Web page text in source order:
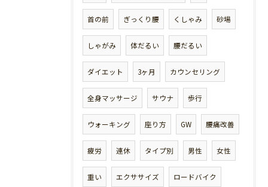
首の前 ぎっくり腰 くしゃみ 砂場
しゃがみ 体だるい 腰だるい
ダイエット 3ヶ月 カウンセリング
全身マッサージ サウナ 歩行
ウォーキング 座り方 GW 腰痛改善
疲労 連休 タイプ別 男性 女性
重い エクササイズ ロードバイク